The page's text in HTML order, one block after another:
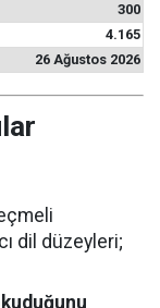
300
4.165
26 Ağustos 2026
dil düzeyleri;